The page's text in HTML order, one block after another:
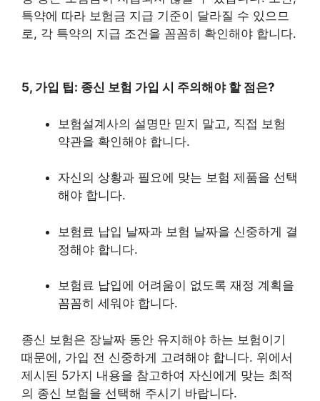
특약에 따라 보험금 지급 기준이 달라질 수 있으므
로, 각 특약의 지급 조건을 꼼꼼히 확인해야 합니다.
5, 가입 팁: 종신 보험 가입 시 주의해야 할 점은?
보험설계사의 설명만 믿지 말고, 직접 보험
약관을 확인해야 합니다.
자신의 상황과 필요에 맞는 보험 제품을 선택
해야 합니다.
보험료 납입 날짜과 보험 날짜을 신중하게 결
정해야 합니다.
보험료 납입에 어려움이 없도록 재정 계획을
꼼꼼히 세워야 합니다.
종신 보험은 장날짜 동안 유지해야 하는 보험이기
때문에, 가입 전 신중하게 고려해야 합니다. 위에서
제시된 5가지 내용을 참고하여 자신에게 맞는 최적
의 종신 보험을 선택해 주시기 바랍니다.